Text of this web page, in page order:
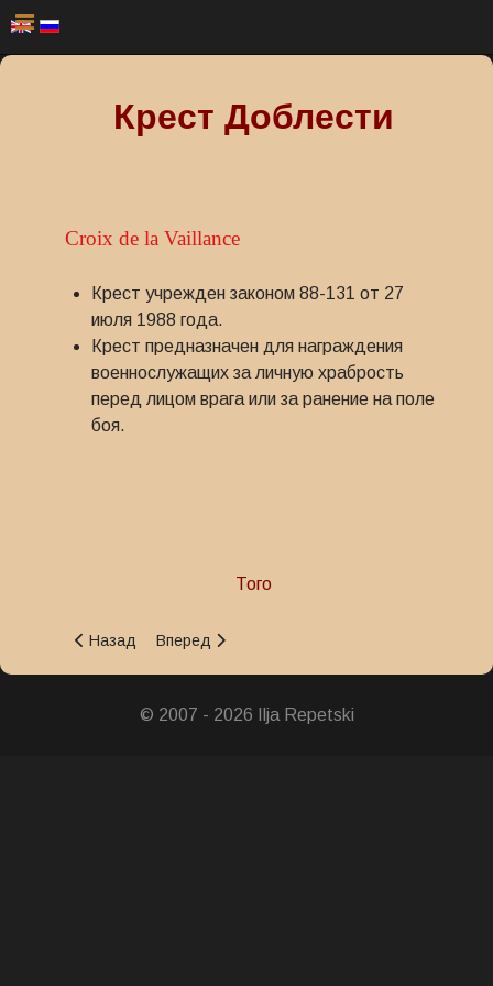
Крест Доблести
Croix de la Vaillance
Крест учрежден законом 88-131 от 27
июля 1988 года.
Крест предназначен для награждения
военнослужащих за личную храбрость
перед лицом врага или за ранение на поле
боя.
Того
Предыдущий: Медаль За военные заслуги
Назад Следующий: Того
Вперед
© 2007 - 2026 Ilja Repetski